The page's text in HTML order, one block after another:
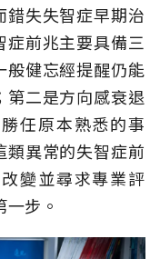
失失智症早期治
前兆主要具備三
般健忘經提醒仍能
二是方向感衰退
任原本熟悉的事
異常的失智症前
變並尋求專業評
步。